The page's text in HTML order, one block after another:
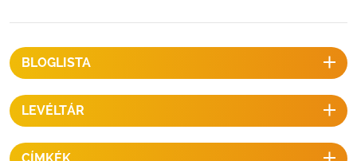
BLOGLISTA
LEVÉLTÁR